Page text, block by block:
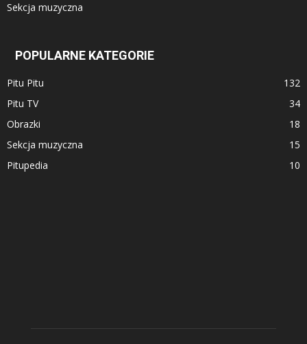
Sekcja muzyczna
POPULARNE KATEGORIE
Pitu Pitu
132
Pitu TV
34
Obrazki
18
Sekcja muzyczna
15
Pitupedia
10